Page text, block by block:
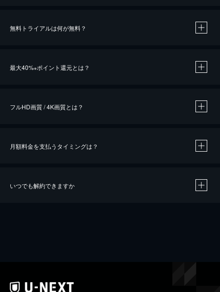
無料トライアルは何が無料？
最大40%※ポイント還元とは？
※40％ポイント還元の対象は、クレジットカード決済による作品の購入 / レンタルです。
フルHD画質 / 4K画質とは？
月額料金を支払うタイミングは？
いつでも解約できますか